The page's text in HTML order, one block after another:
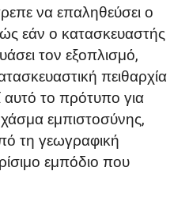
να επαληθεύσει ο
εάν ο κατασκευαστής
τον εξοπλισμό,
πειθαρχία
το πρότυπο για
εμπιστοσύνης,
τη γεωγραφική
εμπόδιο που